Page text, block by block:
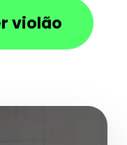
violão